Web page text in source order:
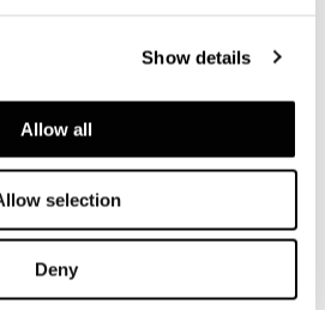
Show details
Allow all
selection
Deny
すべて見る